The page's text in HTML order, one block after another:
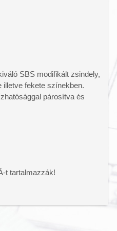
SBS modifikált zsindely,
fekete színekben.
párosítva és
t tartalmazzák!